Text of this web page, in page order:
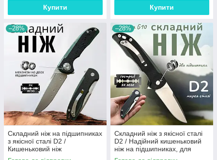
Купити Купити
–28%
Складний ніж на підшипниках
з якісної сталі D2 /
Кишеньковий ніж
одноручного відкривання
–28%
Складний ніж з якісної сталі
D2 / Надійний кишеньковий
ніж на підшипниках, для
військового, мисливця, на